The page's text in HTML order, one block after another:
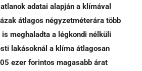
adatai alapján a klímával
átlagos négyzetméterára több
meghaladta a légkondi nélküli
lakásoknál a klíma átlagosan
ezer forintos magasabb árat